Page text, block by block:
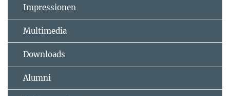
Impressionen
Multimedia
Downloads
Alumni